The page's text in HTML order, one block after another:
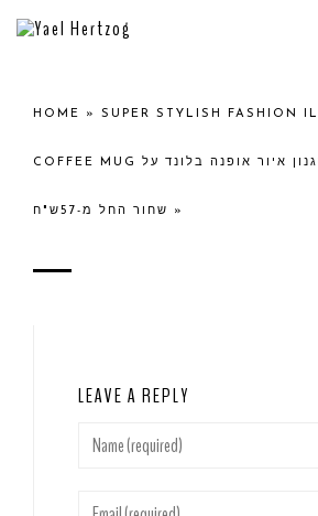
HOME » SUPER STYLISH FASHION
COFFEE MUG ספל קפה מאויר בסגנון איור אופנה בלונד על
שחור החל מ-57ש"ח »
LEAVE A REPLY